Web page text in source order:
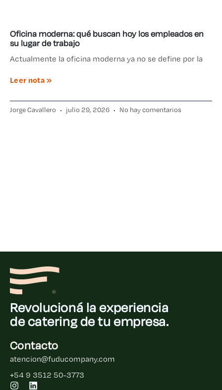
Oficina moderna: qué buscan hoy los empleados en
su lugar de trabajo
Actualmente la oficina moderna ya no se define por la
Leer nota »
Jorge Cavallero julio 29, 2026 No hay comentarios
Revolucioná la experiencia
de catering de tu empresa.
Contacto
atencion@fuducompany.com
+54 9 3512 50-3773